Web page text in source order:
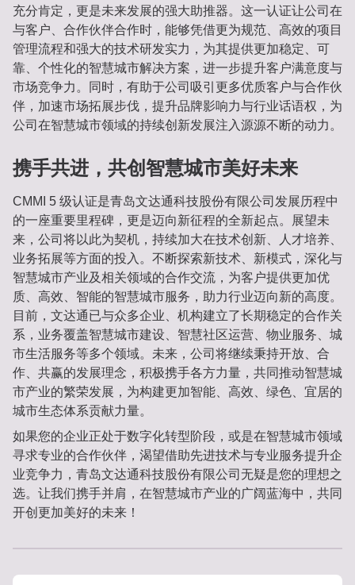
充分肯定，更是未来发展的强大助推器。这一认证让公司在
与客户、合作伙伴合作时，能够凭借更为规范、高效的项目
管理流程和强大的技术研发实力，为其提供更加稳定、可
靠、个性化的智慧城市解决方案，进一步提升客户满意度与
市场竞争力。同时，有助于公司吸引更多优质客户与合作伙
伴，加速市场拓展步伐，提升品牌影响力与行业话语权，为
公司在智慧城市领域的持续创新发展注入源源不断的动力。
携手共进，共创智慧城市美好未来
CMMI 5 级认证是青岛文达通科技股份有限公司发展历程中
的一座重要里程碑，更是迈向新征程的全新起点。展望未
来，公司将以此为契机，持续加大在技术创新、人才培养、
业务拓展等方面的投入。不断探索新技术、新模式，深化与
智慧城市产业及相关领域的合作交流，为客户提供更加优
质、高效、智能的智慧城市服务，助力行业迈向新的高度。
目前，文达通已与众多企业、机构建立了长期稳定的合作关
系，业务覆盖智慧城市建设、智慧社区运营、物业服务、城
市生活服务等多个领域。未来，公司将继续秉持开放、合
作、共赢的发展理念，积极携手各方力量，共同推动智慧城
市产业的繁荣发展，为构建更加智能、高效、绿色、宜居的
城市生态体系贡献力量。
如果您的企业正处于数字化转型阶段，或是在智慧城市领域
寻求专业的合作伙伴，渴望借助先进技术与专业服务提升企
业竞争力，青岛文达通科技股份有限公司无疑是您的理想之
选。让我们携手并肩，在智慧城市产业的广阔蓝海中，共同
开创更加美好的未来！